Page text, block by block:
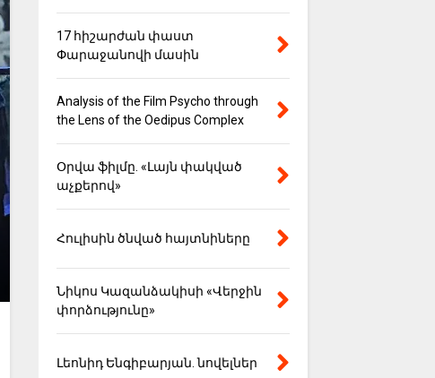
17 հիշարժան փաստ
Փարաջանովի մասին
Analysis of the Film Psycho through
the Lens of the Oedipus Complex
Օրվա ֆիլմը. «Լայն փակված
աչքերով»
Հուլիսին ծնված հայտնիները
Նիկոս Կազանձակիսի «Վերջին
փորձությունը»
Լեոնիդ Ենգիբարյան. նովելներ